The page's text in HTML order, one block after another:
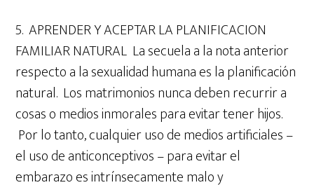
5. APRENDER Y ACEPTAR LA PLANIFICACION
FAMILIAR NATURAL La secuela a la nota anterior
respecto a la sexualidad humana es la planificación
natural. Los matrimonios nunca deben recurrir a
cosas o medios inmorales para evitar tener hijos.
Por lo tanto, cualquier uso de medios artificiales –
el uso de anticonceptivos – para evitar el
embarazo es intrínsecamente malo y